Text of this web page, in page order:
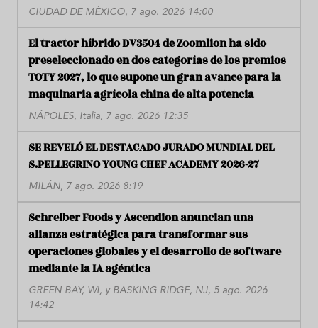
CIUDAD DE MÉXICO, 7 ago. 2026 14:00
El tractor híbrido DV3504 de Zoomlion ha sido
preseleccionado en dos categorías de los premios
TOTY 2027, lo que supone un gran avance para la
maquinaria agrícola china de alta potencia
NÁPOLES, Italia, 7 ago. 2026 12:35
SE REVELÓ EL DESTACADO JURADO MUNDIAL DEL
S.PELLEGRINO YOUNG CHEF ACADEMY 2026-27
MILÁN, 7 ago. 2026 8:19
Schreiber Foods y Ascendion anuncian una
alianza estratégica para transformar sus
operaciones globales y el desarrollo de software
mediante la IA agéntica
GREEN BAY, WI, y BASKING RIDGE, NJ, 5 ago. 2026
14:42